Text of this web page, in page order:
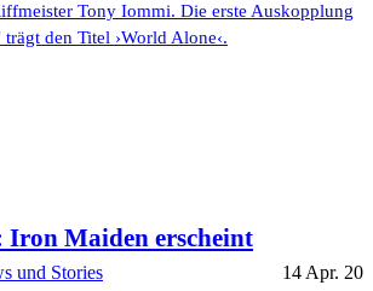
Tony Iommi. Die erste Auskopplung
den Titel ›World Alone‹.
Iron Maiden erscheint
und Stories 14 Apr. 20